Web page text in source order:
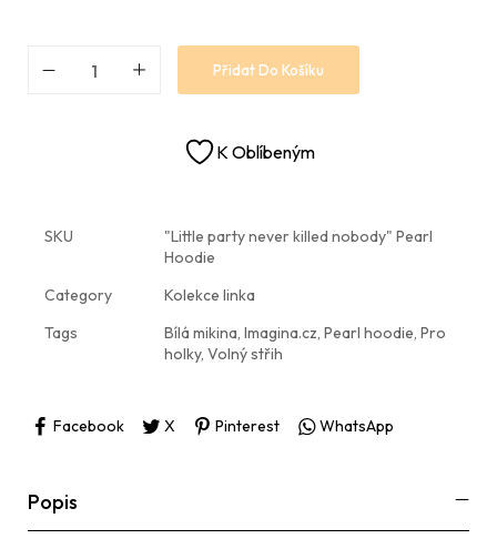
Přidat Do Košíku
K Oblíbeným
SKU
"Little party never killed nobody" Pearl
Hoodie
Category
Kolekce linka
Tags
Bílá mikina, Imagina.cz, Pearl hoodie, Pro
holky, Volný střih
Facebook X Pinterest WhatsApp
Popis